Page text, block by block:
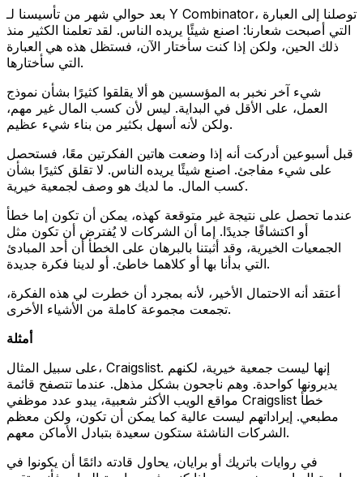
بعد حوالي شهر من تأسيسنا لـ Y Combinator، توصلنا إلى العبارة
التي أصبحت شعارنا: اصنع شيئًا يريده الناس. لقد تعلمنا الكثير منذ
ذلك الحين، ولكن إذا كنت سأختار الآن، فستظل هذه هي العبارة
التي سأختارها.
شيء آخر نخبر به المؤسسين هو ألا يقلقوا كثيرًا بشأن نموذج
العمل، على الأقل في البداية. ليس لأن كسب المال غير مهم،
ولكن لأنه أسهل بكثير من بناء شيء عظيم.
قبل أسبوعين أدركت أنه إذا وضعت هاتين الفكرتين معًا، فستحصل
على شيء مفاجئ. اصنع شيئًا يريده الناس. لا تقلق كثيرًا بشأن
كسب المال. ما لديك هو وصف لجمعية خيرية.
عندما تحصل على نتيجة غير متوقعة كهذه، يمكن أن تكون إما خطأ
أو اكتشافًا جديدًا. إما أن الشركات لا يُفترض أن تكون مثل
الجمعيات الخيرية، وقد أثبتنا بالبرهان على الخطأ أن أحد المبادئ
التي بدأنا بها أو كلاهما خاطئ. أو لدينا فكرة جديدة.
أعتقد أنه الاحتمال الأخير، لأنه بمجرد أن خطرت لي هذه الفكرة،
تجمعت مجموعة كاملة من الأشياء الأخرى.
أمثلة
على سبيل المثال، Craigslist. إنها ليست جمعية خيرية، لكنهم
يديرونها كواحدة. وهم ناجحون بشكل مذهل. عندما تتصفح قائمة
مواقع الويب الأكثر شعبية، يبدو عدد موظفي Craigslist خطأ
مطبعي. إيراداتهم ليست عالية كما يمكن أن تكون، ولكن معظم
الشركات الناشئة ستكون سعيدة بتبادل الأماكن معهم.
في روايات باتريك أو برايان، يحاول قادته دائمًا أن يكونوا في